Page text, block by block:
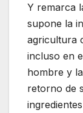
Y remarca
supone la
agricultura
incluso en
hombre y
retorno de